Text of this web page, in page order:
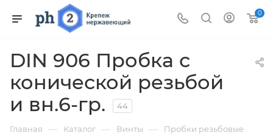
0
DIN 906 Пробка с
конической резьбой
и вн.6-гр.
44
Главная — Каталог — Винты — Пробки резьбовые